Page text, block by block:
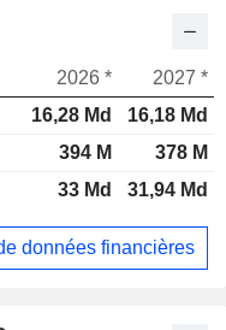
2026 *
2027 *
16,28 Md
16,18 Md
394 M
378 M
33 Md 31,94 Md
données financières